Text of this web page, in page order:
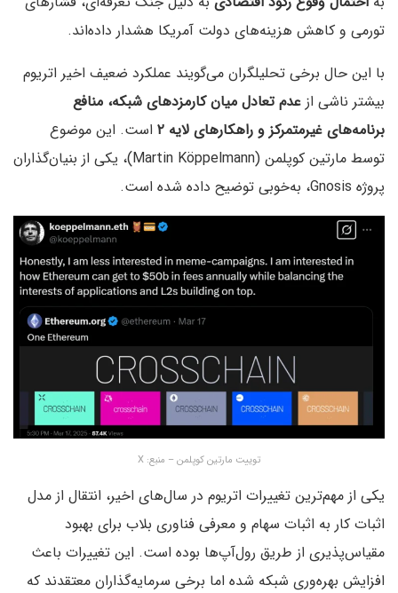
تورمی و کاهش هزینه‌های دولت آمریکا هشدار داده‌اند.
با این حال برخی تحلیلگران می‌گویند عملکرد ضعیف اخیر اتریوم
بیشتر ناشی از عدم تعادل میان کارمزدهای شبکه، منافع
برنامه‌های غیرمتمرکز و راهکارهای لایه ۲
است. این موضوع
توسط مارتین کوپلمن (Martin Köppelmann)، یکی از بنیان‌گذاران
پروژه Gnosis، به‌خوبی توضیح داده شده است.
توییت مارتین کوپلمن – منبع: X
یکی از مهم‌ترین تغییرات اتریوم در سال‌های اخیر، انتقال از مدل
اثبات کار به اثبات سهام و معرفی فناوری بلاب برای بهبود
مقیاس‌پذیری از طریق رول‌آپ‌ها بوده است. این تغییرات باعث
افزایش بهره‌وری شبکه شده اما برخی سرمایه‌گذاران معتقدند که